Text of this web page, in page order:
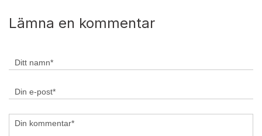
Lämna en kommentar